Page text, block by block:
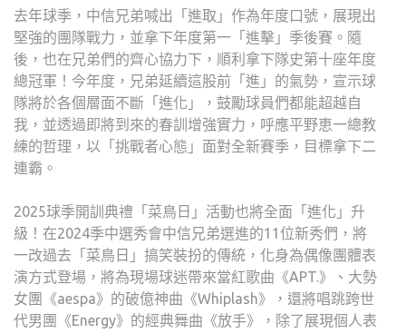
去年球季，中信兄弟喊出「進取」作為年度口號，展現出
堅強的團隊戰力，並拿下年度第一「進擊」季後賽。隨
後，也在兄弟們的齊心協力下，順利拿下隊史第十座年度
總冠軍！今年度，兄弟延續這股前「進」的氣勢，宣示球
隊將於各個層面不斷「進化」，鼓勵球員們都能超越自
我，並透過即將到來的春訓增強實力，呼應平野恵一總教
練的哲理，以「挑戰者心態」面對全新賽季，目標拿下二
連霸。
2025球季開訓典禮「菜鳥日」活動也將全面「進化」升
級！在2024季中選秀會中信兄弟選進的11位新秀們，將
一改過去「菜鳥日」搞笑裝扮的傳統，化身為偶像團體表
演方式登場，將為現場球迷帶來當紅歌曲《APT.》、大勢
女團《aespa》的破億神曲《Whiplash》，還將唱跳跨世
代男團《Energy》的經典舞曲《放手》，除了展現個人表